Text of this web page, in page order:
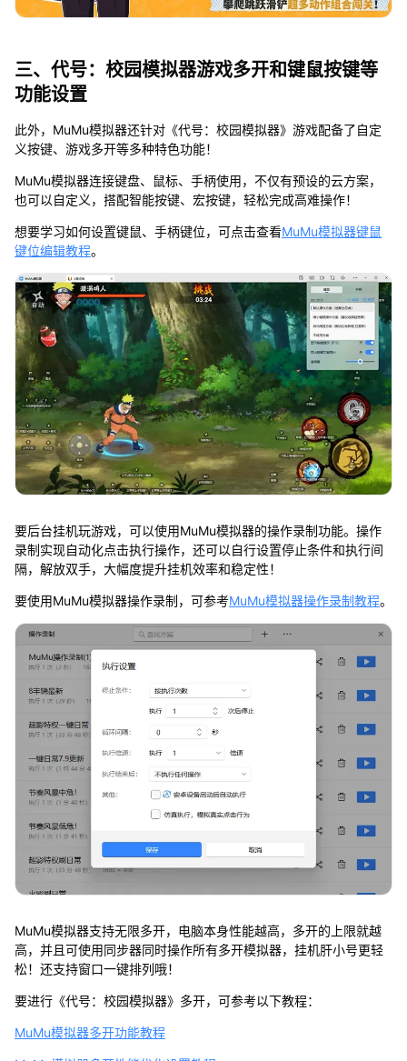
三、代号：校园模拟器游戏多开和键鼠按键等
功能设置
此外，MuMu模拟器还针对《代号：校园模拟器》游戏配备了自定
义按键、游戏多开等多种特色功能！
MuMu模拟器连接键盘、鼠标、手柄使用，不仅有预设的云方案，
也可以自定义，搭配智能按键、宏按键，轻松完成高难操作！
想要学习如何设置键鼠、手柄键位，可点击查看MuMu模拟器键鼠
键位编辑教程。
要后台挂机玩游戏，可以使用MuMu模拟器的操作录制功能。操作
录制实现自动化点击执行操作，还可以自行设置停止条件和执行间
隔，解放双手，大幅度提升挂机效率和稳定性！
要使用MuMu模拟器操作录制，可参考MuMu模拟器操作录制教程。
MuMu模拟器支持无限多开，电脑本身性能越高，多开的上限就越
高，并且可使用同步器同时操作所有多开模拟器，挂机肝小号更轻
松！还支持窗口一键排列哦！
要进行《代号：校园模拟器》多开，可参考以下教程：
MuMu模拟器多开功能教程